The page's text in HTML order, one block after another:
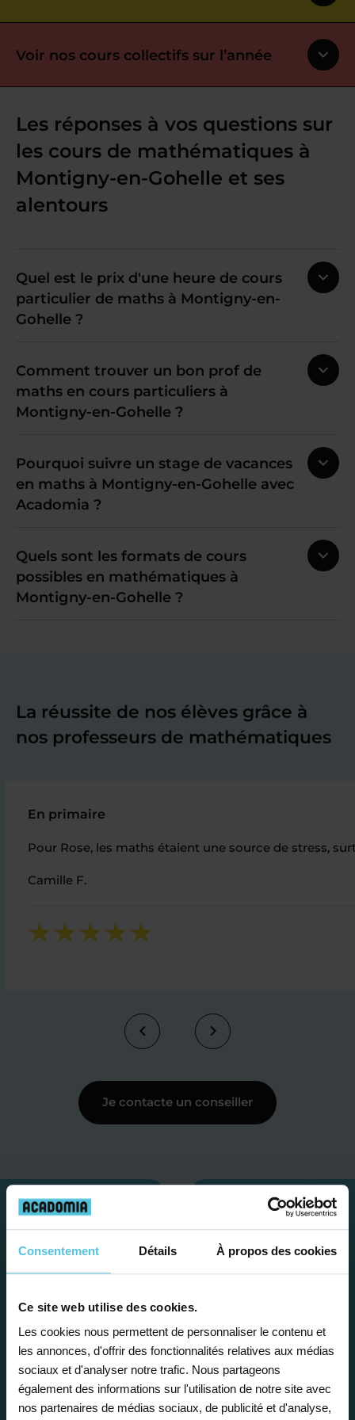
Consentement Détails À propos des cookies
Ce site web utilise des cookies.
Les cookies nous permettent de personnaliser le contenu et
les annonces, d'offrir des fonctionnalités relatives aux médias
sociaux et d'analyser notre trafic. Nous partageons
également des informations sur l'utilisation de notre site avec
nos partenaires de médias sociaux, de publicité et d'analyse,
Voir nos cours collectifs sur l’année
Les réponses à vos questions sur
les cours de mathématiques à
Montigny-en-Gohelle et ses
alentours
Quel est le prix d'une heure de cours
particulier de maths à Montigny-en-
Gohelle ?
Comment trouver un bon prof de
maths en cours particuliers à
Montigny-en-Gohelle ?
Pourquoi suivre un stage de vacances
en maths à Montigny-en-Gohelle avec
Acadomia ?
Quels sont les formats de cours
possibles en mathématiques à
Montigny-en-Gohelle ?
La réussite de nos élèves grâce à
nos professeurs de mathématiques
En primaire
Pour Rose, les maths étaient une source de stress,
Camille F.
Je contacte un conseiller
Étape 1